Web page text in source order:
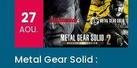
27
AOU.
Metal Gear Solid :